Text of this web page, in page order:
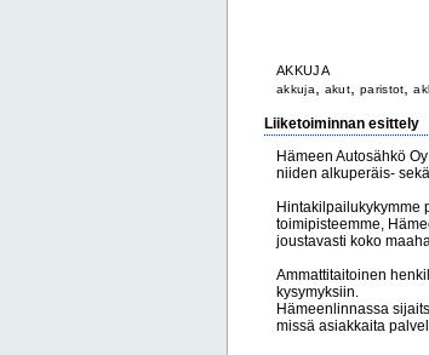
AKKUJA
akkuja akut ,paristot ,
Liiketoiminnan esittely
Hämeen Autosähkö
niiden alkuperäis-
Hintakilpailukykymme
toimipisteemme,
joustavasti koko
Ammattitaitoinen
kysymyksiin.
Hämeenlinnassa
missä asiakkaita